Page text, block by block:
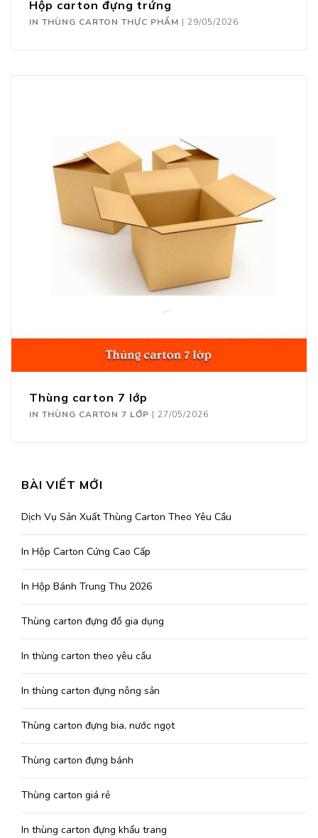
Hộp carton đựng trứng
IN THÙNG CARTON THỰC PHẨM | 29/05/2026
Thùng carton 7 lớp
IN THÙNG CARTON 7 LỚP | 27/05/2026
BÀI VIẾT MỚI
Dịch Vụ Sản Xuất Thùng Carton Theo Yêu Cầu
In Hộp Carton Cứng Cao Cấp
In Hộp Bánh Trung Thu 2026
Thùng carton đựng đồ gia dụng
In thùng carton theo yêu cầu
In thùng carton đựng nông sản
Thùng carton đựng bia, nước ngọt
Thùng carton đựng bánh
Thùng carton giá rẻ
In thùng carton đựng khẩu trang